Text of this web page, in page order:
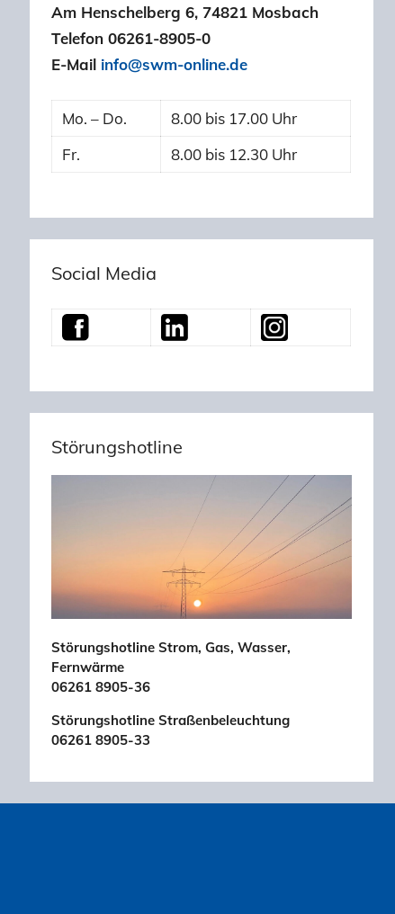
Am Henschelberg 6, 74821 Mosbach
Telefon 06261-8905-0
E-Mail info@swm-online.de
Mo. – Do.
8.00 bis 17.00 Uhr
Fr.
8.00 bis 12.30 Uhr
Social Media
Störungshotline
Störungshotline Strom, Gas, Wasser,
Fernwärme
06261 8905-36
Störungshotline Straßenbeleuchtung
06261 8905-33